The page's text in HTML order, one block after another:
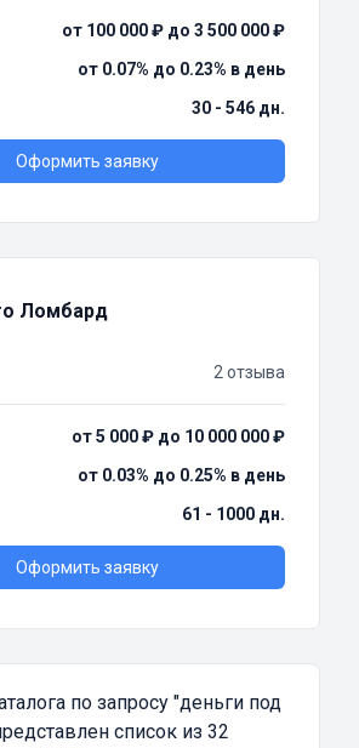
от 100 000 ₽ до 3 500 000 ₽
от 0.07% до 0.23% в день
30 - 546 дн.
Оформить заявку
Ломбард
2 отзыва
от 5 000 ₽ до 10 000 000 ₽
от 0.03% до 0.25% в день
61 - 1000 дн.
Оформить заявку
по запросу "деньги под
список из 32